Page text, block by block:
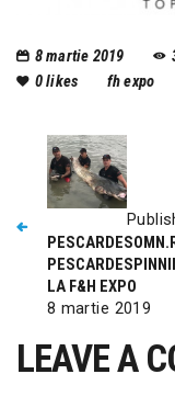
8 martie 2019
0likes fh expo
LA F&H EXPO
8 martie 2019
LEAVE A